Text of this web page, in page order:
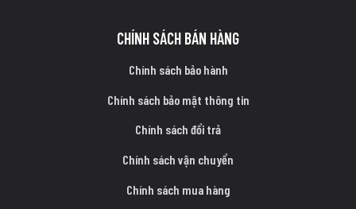
CHÍNH SÁCH BÁN HÀNG
Chính sách bảo hành
Chính sách bảo mật thông tin
Chính sách đổi trả
Chính sách vận chuyển
Chính sách mua hàng